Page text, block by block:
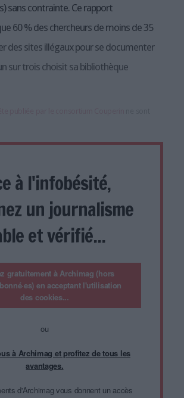
sans contrainte. Ce rapport
60 % des chercheurs de moins de 35
des sites illégaux pour se documenter
sur trois choisit sa bibliothèque
à l'infobésité,
un journalisme
et vérifié...
gratuitement à Archimag (hors
en acceptant l'utilisation
des cookies...
ou
à Archimag et profitez de tous les
avantages.
d'Archimag vous donnent un accès